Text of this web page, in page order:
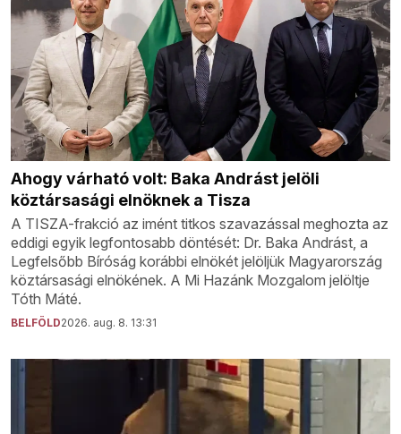
Ahogy várható volt: Baka Andrást jelöli
köztársasági elnöknek a Tisza
A TISZA-frakció az imént titkos szavazással meghozta az
eddigi egyik legfontosabb döntését: Dr. Baka Andrást, a
Legfelsőbb Bíróság korábbi elnökét jelöljük Magyarország
köztársasági elnökének. A Mi Hazánk Mozgalom jelöltje
Tóth Máté.
BELFÖLD2026. aug. 8. 13:31